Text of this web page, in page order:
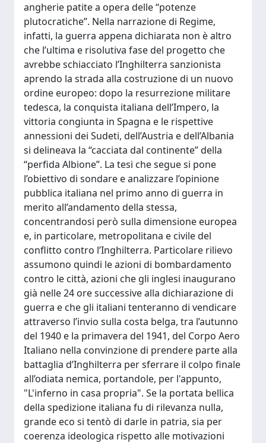
angherie patite a opera delle “potenze
plutocratiche”. Nella narrazione di Regime,
infatti, la guerra appena dichiarata non è altro
che l’ultima e risolutiva fase del progetto che
avrebbe schiacciato l’Inghilterra sanzionista
aprendo la strada alla costruzione di un nuovo
ordine europeo: dopo la resurrezione militare
tedesca, la conquista italiana dell’Impero, la
vittoria congiunta in Spagna e le rispettive
annessioni dei Sudeti, dell’Austria e dell’Albania
si delineava la “cacciata dal continente” della
“perfida Albione”. La tesi che segue si pone
l’obiettivo di sondare e analizzare l’opinione
pubblica italiana nel primo anno di guerra in
merito all’andamento della stessa,
concentrandosi però sulla dimensione europea
e, in particolare, metropolitana e civile del
conflitto contro l’Inghilterra. Particolare rilievo
assumono quindi le azioni di bombardamento
contro le città, azioni che gli inglesi inaugurano
già nelle 24 ore successive alla dichiarazione di
guerra e che gli italiani tenteranno di vendicare
attraverso l’invio sulla costa belga, tra l’autunno
del 1940 e la primavera del 1941, del Corpo Aero
Italiano nella convinzione di prendere parte alla
battaglia d’Inghilterra per sferrare il colpo finale
all’odiata nemica, portandole, per l'appunto,
"L'inferno in casa propria". Se la portata bellica
della spedizione italiana fu di rilevanza nulla,
grande eco si tentò di darle in patria, sia per
coerenza ideologica rispetto alle motivazioni